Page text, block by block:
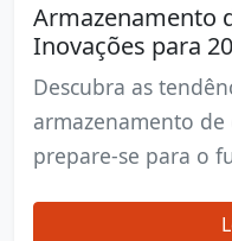
Armazenamento
Inovações para
Descubra as
armazenamento
prepare-se para o